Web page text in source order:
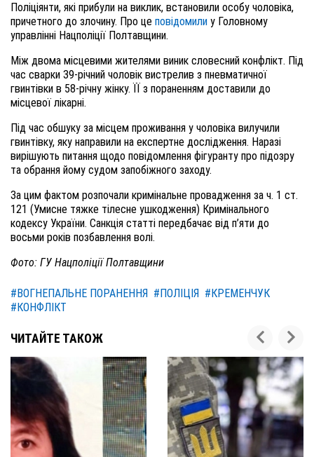
Поліціянти, які прибули на виклик, встановили особу чоловіка,
причетного до злочину. Про це повідомили у Головному
управлінні Нацполіції Полтавщини.
Між двома місцевими жителями виник словесний конфлікт. Під
час сварки 39-річний чоловік вистрелив з пневматичної
гвинтівки в 58-річну жінку. ЇЇ з пораненням доставили до
місцевої лікарні.
Під час обшуку за місцем проживання у чоловіка вилучили
гвинтівку, яку направили на експертне дослідження. Наразі
вирішують питання щодо повідомлення фігуранту про підозру
та обрання йому судом запобіжного заходу.
За цим фактом розпочали кримінальне провадження за ч. 1 ст.
121 (Умисне тяжке тілесне ушкодження) Кримінального
кодексу України. Санкція статті передбачає від п’яти до
восьми років позбавлення волі.
Фото: ГУ Нацполіції Полтавщини
#ВОГНЕПАЛЬНЕ ПОРАНЕННЯ #ПОЛІЦІЯ #КРЕМЕНЧУК
#КОНФЛІКТ
ЧИТАЙТЕ ТАКОЖ